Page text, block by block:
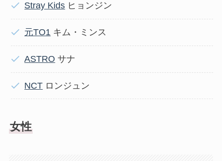
Stray Kids ヒョンジン
元TO1 キム・ミンス
ASTRO サナ
NCT ロンジュン
女性